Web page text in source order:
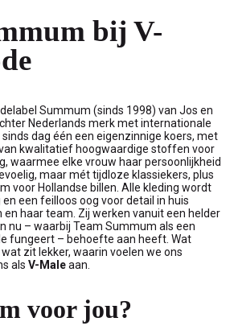
bij V-
Summum (sinds 1998) van Jos en
Nederlands merk met internationale
dag één een eigenzinnige koers, met
kwalitatief hoogwaardige stoffen voor
waarmee elke vrouw haar persoonlijkheid
maar mét tijdloze klassiekers, plus
voor Hollandse billen. Alle kleding wordt
een feilloos oog voor detail in huis
haar team. Zij werken vanuit een helder
nu – waarbij Team Summum als een
fungeert – behoefte aan heeft. Wat
zit lekker, waarin voelen we ons
als V-Maleaan.
voor jou?